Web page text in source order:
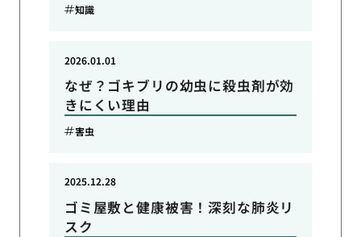
知識
なぜ？ゴキブリの幼虫に殺虫剤が効
きにくい理由
2026.01.01
害虫
ゴミ屋敷と健康被害！深刻な肺炎リ
スク
2025.12.28